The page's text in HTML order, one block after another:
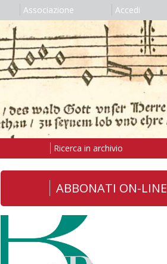
Associazione Accedi
Ricerca in archivio
ABBONATI ON-LINE